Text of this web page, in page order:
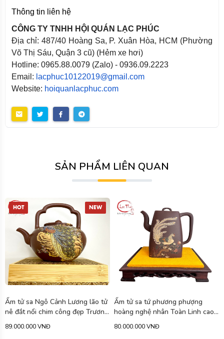
Thông tin liên hệ
CÔNG TY TNHH HỘI QUÁN LẠC PHÚC
Địa chỉ: 487/40 Hoàng Sa, P. Xuân Hòa, HCM (Phường
Võ Thị Sáu, Quận 3 cũ) (Hẻm xe hơi)
Hotline: 0965.88.0079 (Zalo) - 0936.09.2223
Email: lacphuc10122019@gmail.com
Website: hoiquanlacphuc.com
SẢN PHẨM LIÊN QUAN
Ấm tử sa tứ phương phượng
hoàng nghệ nhân Toàn Linh cao
80.000.000 VNĐ
Ấm tử sa tuyết hoa hoàng kim
đoạn nê vẽ rồng cao cấp 340ml
79.900.000 VNĐ